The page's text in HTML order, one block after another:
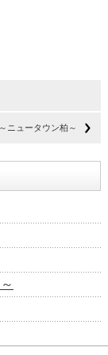
ニュータウン柏～